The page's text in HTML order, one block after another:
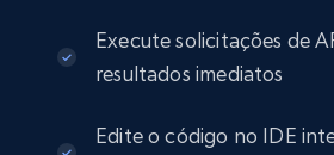
Execute solicitações de
resultados imediatos
Edite o código no IDE